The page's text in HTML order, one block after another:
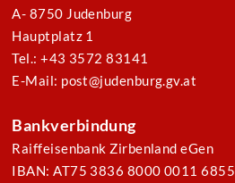
A- 8750 Judenburg
Hauptplatz 1
Tel.: +43 3572 83141
E-Mail: post@judenburg.gv.at
Bankverbindung
Raiffeisenbank Zirbenland eGen
IBAN: AT75 3836 8000 0011 6855